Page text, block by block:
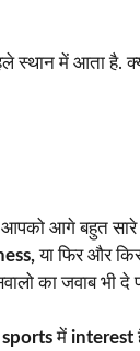
स्थान में आता है.
आगे बहुत सारे
या फिर और
का जवाब भी दे
sportsमें interest